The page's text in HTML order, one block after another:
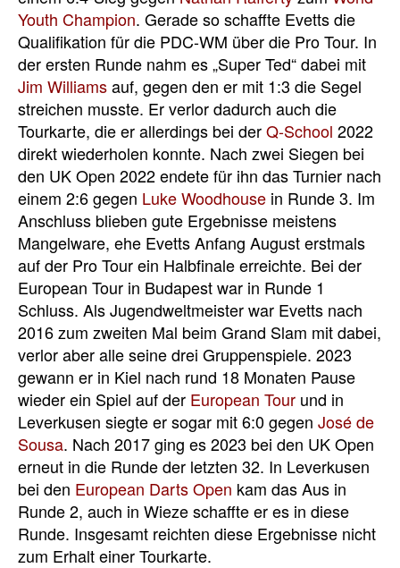
Youth Champion. Gerade so schaffte Evetts die
Qualifikation für die PDC-WM über die Pro Tour. In
der ersten Runde nahm es „Super Ted“ dabei mit
Jim Williamsauf, gegen den er mit 1:3 die Segel
streichen musste. Er verlor dadurch auch die
Tourkarte, die er allerdings bei derQ-School 2022
direkt wiederholen konnte. Nach zwei Siegen bei
den UK Open 2022 endete für ihn das Turnier nach
einem 2:6 gegen Luke Woodhouse in Runde 3. Im
Anschluss blieben gute Ergebnisse meistens
Mangelware, ehe Evetts Anfang August erstmals
auf der Pro Tour ein Halbfinale erreichte. Bei der
European Tour in Budapest war in Runde 1
Schluss. Als Jugendweltmeister war Evetts nach
2016 zum zweiten Mal beim Grand Slam mit dabei,
verlor aber alle seine drei Gruppenspiele. 2023
gewann er in Kiel nach rund 18 Monaten Pause
wieder ein Spiel auf der European Tour und in
Leverkusen siegte er sogar mit 6:0 gegen José de
Sousa. Nach 2017 ging es 2023 bei den UK Open
erneut in die Runde der letzten 32. In Leverkusen
bei den European Darts Open kam das Aus in
Runde 2, auch in Wieze schaffte er es in diese
Runde. Insgesamt reichten diese Ergebnisse nicht
zum Erhalt einer Tourkarte.